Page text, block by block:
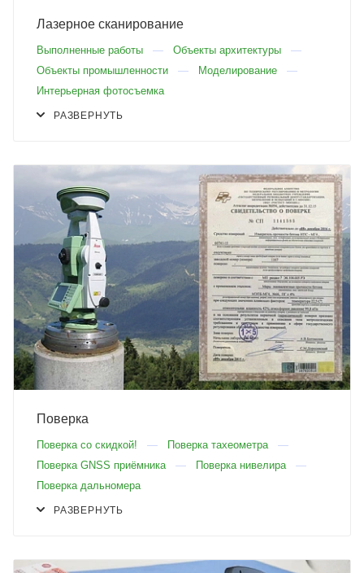
Лазерное сканирование
Выполненные работы
Объекты архитектуры
Объекты промышленности
Моделирование
Интерьерная фотосъемка
РАЗВЕРНУТЬ
Поверка
Поверка со скидкой!
Поверка тахеометра
Поверка GNSS приёмника
Поверка нивелира
Поверка дальномера
РАЗВЕРНУТЬ